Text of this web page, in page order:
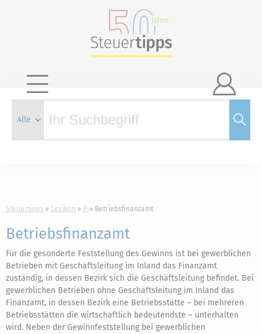

Steuertipps Lexikon B Betriebsfinanzamt
Betriebsfinanzamt
Für die gesonderte Feststellung des Gewinns ist bei gewerblichen
Betrieben mit Geschäftsleitung im Inland das Finanzamt
zuständig, in dessen Bezirk sich die Geschäftsleitung befindet. Bei
gewerblichen Betrieben ohne Geschäftsleitung im Inland das
Finanzamt, in dessen Bezirk eine Betriebsstätte – bei mehreren
Betriebsstätten die wirtschaftlich bedeutendste – unterhalten
wird. Neben der Gewinnfeststellung bei gewerblichen